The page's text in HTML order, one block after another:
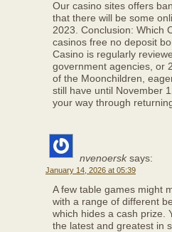
Our casino sites offers
that there will be some
2023. Conclusion: Which
casinos free no deposit
Casino is regularly
government agencies, or
of the Moonchildren,
still have until November
your way through
nvenoersk says:
January 14, 2026 at 05:39
A few table games might
with a range of different
which hides a cash prize.
the latest and greatest in